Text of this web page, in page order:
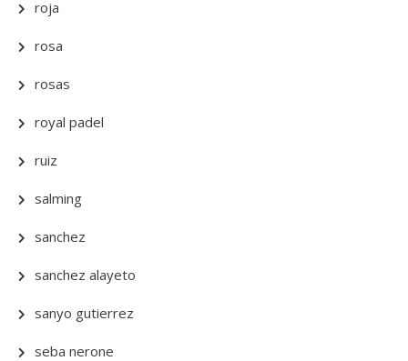
roja
rosa
rosas
royal padel
ruiz
salming
sanchez
sanchez alayeto
sanyo gutierrez
seba nerone